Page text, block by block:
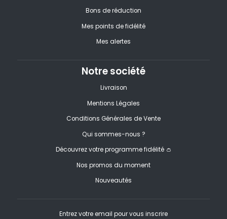
Bons de réduction
Mes points de fidélité
Mes alertes
Notre société
Livraison
Mentions Légales
Conditions Générales de Vente
Qui sommes-nous ?
Découvrez votre programme fidélité 👛
Nos promos du moment
Nouveautés
Entrez votre email pour vous inscrire